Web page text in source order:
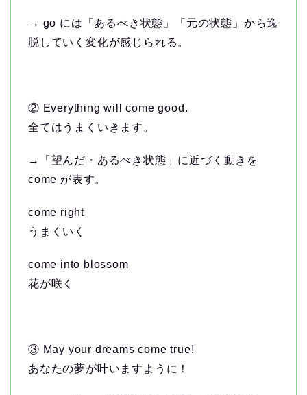
→ go には「あるべき状態」「元の状態」から逸
脱していく変化が感じられる。
② Everything will come good.
全てはうまくいきます。
→「望んだ・あるべき状態」に近づく動きを
come が表す。
come right
うまくいく
come into blossom
花が咲く
③ May your dreams come true!
あなたの夢が叶いますように！